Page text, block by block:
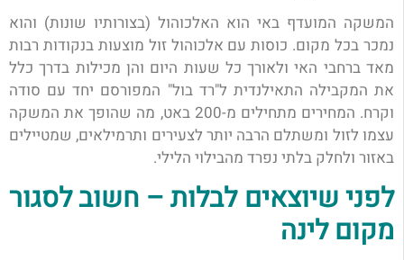
המשקה המועדף באי הוא האלכוהול (בצורותיו שונות) והוא
נמכר בכל מקום. כוסות עם אלכוהול זול מוצעות בנקודות רבות
מאד ברחבי האי ולאורך כל שעות היום והן מכילות בדרך כלל
את המקבילה התאילנדית ל"רד בול" המפורסם יחד עם סודה
וקרח. המחירים מתחילים מ-200 באט, מה שהופך את המשקה
עצמו לזול ומשתלם הרבה יותר לצעירים ותרמילאים, שמטיילים
באזור ולחלק בלתי נפרד מהבילוי הלילי.
לפני שיוצאים לבלות – חשוב לסגור
מקום לינה